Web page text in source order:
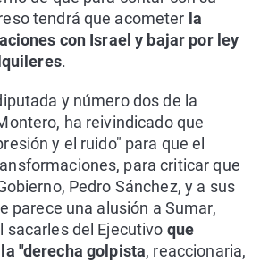
tendrá que acometer la
con Israel y bajar por ley
.
y número dos de la
ha reivindicado que
y el ruido" para que el
para criticar que
Pedro Sánchez, y a sus
parece una alusión a Sumar,
sacarles del Ejecutivo que
"derecha golpista, reaccionaria,